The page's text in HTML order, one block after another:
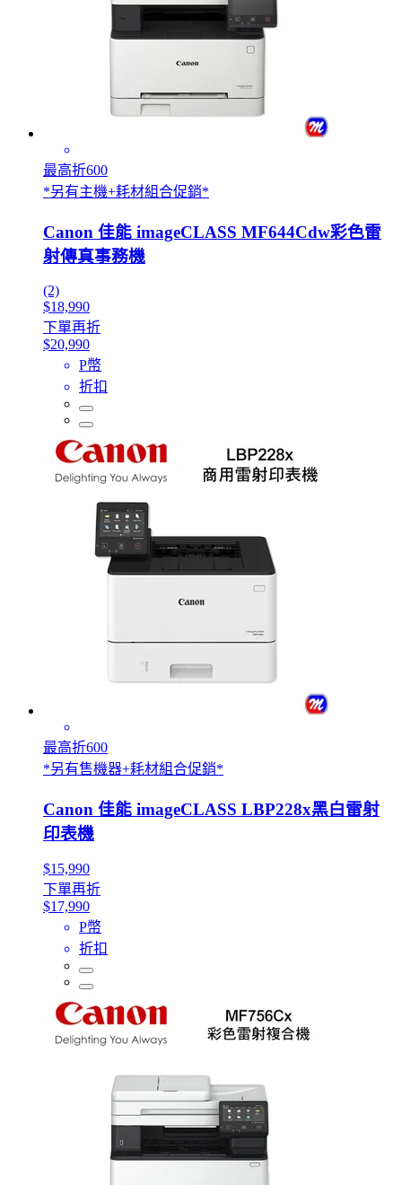
最高折600
*另有主機+耗材組合促銷*
Canon 佳能 imageCLASS MF644Cdw彩色雷
射傳真事務機
(2)
$18,990
下單再折
$20,990
P幣
折扣
最高折600
*另有售機器+耗材組合促銷*
Canon 佳能 imageCLASS LBP228x黑白雷射
印表機
$15,990
下單再折
$17,990
P幣
折扣